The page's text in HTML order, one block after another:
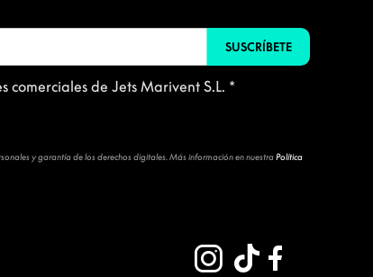
comerciales de Jets Marivent S.L. *
y garantía de los derechos digitales. Más información en nuestraPolítica